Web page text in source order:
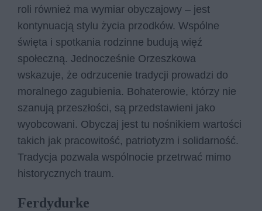
roli również ma wymiar obyczajowy – jest
kontynuacją stylu życia przodków. Wspólne
święta i spotkania rodzinne budują więź
społeczną. Jednocześnie Orzeszkowa
wskazuje, że odrzucenie tradycji prowadzi do
moralnego zagubienia. Bohaterowie, którzy nie
szanują przeszłości, są przedstawieni jako
wyobcowani. Obyczaj jest tu nośnikiem wartości
takich jak pracowitość, patriotyzm i solidarność.
Tradycja pozwala wspólnocie przetrwać mimo
historycznych traum.
Ferdydurke